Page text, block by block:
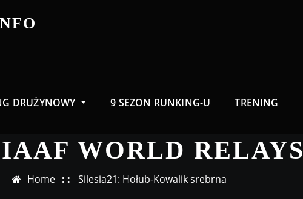
DRUŻYNOWY 9 SEZON RUNKING-U TRENING
WORLD RELAYS
Home Silesia21: Hołub-Kowalik srebrna